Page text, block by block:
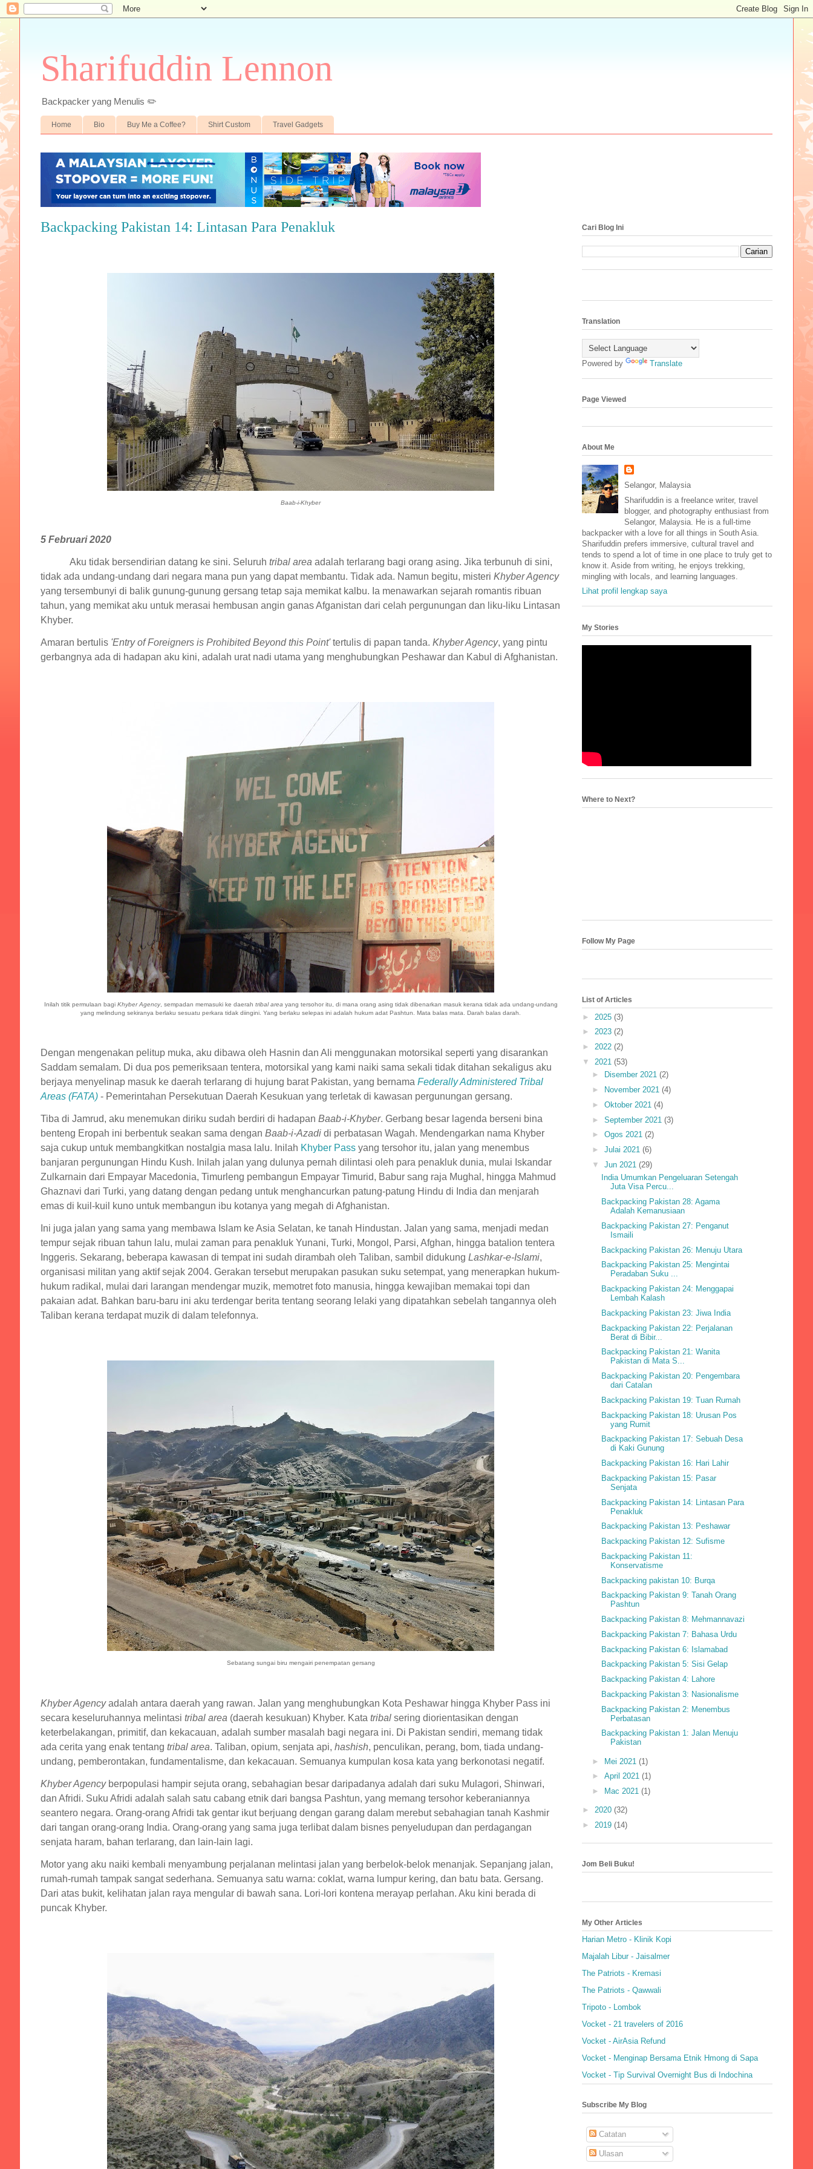
Sharifuddin Lennon
Backpacker yang Menulis ✏️
Home Bio Buy Me a Coffee? Shirt Custom Travel Gadgets
Backpacking Pakistan 14: Lintasan Para Penakluk
Baab-i-Khyber
5 Februari 2020
Aku tidak bersendirian datang ke sini. Seluruh tribal area adalah terlarang bagi orang asing. Jika terbunuh di sini,
tidak ada undang-undang dari negara mana pun yang dapat membantu. Tidak ada. Namun begitu, misteri Khyber Agency
yang tersembunyi di balik gunung-gunung gersang tetap saja memikat kalbu. Ia menawarkan sejarah romantis ribuan
tahun, yang memikat aku untuk merasai hembusan angin ganas Afganistan dari celah pergunungan dan liku-liku Lintasan
Khyber.
Amaran bertulis 'Entry of Foreigners is Prohibited Beyond this Point'tertulis di papan tanda. Khyber Agency, yang pintu
gerbangnya ada di hadapan aku kini, adalah urat nadi utama yang menghubungkan Peshawar dan Kabul di Afghanistan.
Inilah titik permulaan bagi Khyber Agency, sempadan memasuki ke daerah tribal area yang tersohor itu, di mana orang asing tidak dibenarkan masuk kerana tidak ada undang-undang
yang melindung sekiranya berlaku sesuatu perkara tidak diingini. Yang berlaku selepas ini adalah hukum adat Pashtun. Mata balas mata. Darah balas darah.
Dengan mengenakan pelitup muka, aku dibawa oleh Hasnin dan Ali menggunakan motorsikal seperti yang disarankan
Saddam semalam. Di dua pos pemeriksaan tentera, motorsikal yang kami naiki sama sekali tidak ditahan sekaligus aku
berjaya menyelinap masuk ke daerah terlarang di hujung barat Pakistan, yang bernama Federally Administered Tribal
Areas (FATA) - Pemerintahan Persekutuan Daerah Kesukuan yang terletak di kawasan pergunungan gersang.
Tiba di Jamrud, aku menemukan diriku sudah berdiri di hadapan Baab-i-Khyber. Gerbang besar lagenda berseni bina
benteng Eropah ini berbentuk seakan sama dengan Baab-i-Azadi di perbatasan Wagah. Mendengarkan nama Khyber
saja cukup untuk membangkitkan nostalgia masa lalu. Inilah Khyber Pass yang tersohor itu, jalan yang menembus
banjaran pergunungan Hindu Kush. Inilah jalan yang dulunya pernah dilintasi oleh para penakluk dunia, mulai Iskandar
Zulkarnain dari Empayar Macedonia, Timurleng pembangun Empayar Timurid, Babur sang raja Mughal, hingga Mahmud
Ghaznavi dari Turki, yang datang dengan pedang untuk menghancurkan patung-patung Hindu di India dan menjarah
emas di kuil-kuil kuno untuk membangun ibu kotanya yang megah di Afghanistan.
Ini juga jalan yang sama yang membawa Islam ke Asia Selatan, ke tanah Hindustan. Jalan yang sama, menjadi medan
tempur sejak ribuan tahun lalu, mulai zaman para penakluk Yunani, Turki, Mongol, Parsi, Afghan, hingga batalion tentera
Inggeris. Sekarang, beberapa kawasan di tempat ini sudah dirambah oleh Taliban, sambil didukung Lashkar-e-Islami,
organisasi militan yang aktif sejak 2004. Gerakan tersebut merupakan pasukan suku setempat, yang menerapkan hukum-
hukum radikal, mulai dari larangan mendengar muzik, memotret foto manusia, hingga kewajiban memakai topi dan
pakaian adat. Bahkan baru-baru ini aku terdengar berita tentang seorang lelaki yang dipatahkan sebelah tangannya oleh
Taliban kerana terdapat muzik di dalam telefonnya.
Sebatang sungai biru mengairi penempatan gersang
Khyber Agencyadalah antara daerah yang rawan. Jalan yang menghubungkan Kota Peshawar hingga Khyber Pass ini
secara keseluruhannya melintasi tribal area (daerah kesukuan) Khyber. Kata tribal sering diorientasikan dengan
keterbelakangan, primitif, dan kekacauan, adalah sumber masalah bagi negara ini. Di Pakistan sendiri, memang tidak
ada cerita yang enak tentang tribal area. Taliban, opium, senjata api, hashish, penculikan, perang, bom, tiada undang-
undang, pemberontakan, fundamentalisme, dan kekacauan. Semuanya kumpulan kosa kata yang berkonotasi negatif.
Khyber Agencyberpopulasi hampir sejuta orang, sebahagian besar daripadanya adalah dari suku Mulagori, Shinwari,
dan Afridi. Suku Afridi adalah salah satu cabang etnik dari bangsa Pashtun, yang memang tersohor keberaniannya
seantero negara. Orang-orang Afridi tak gentar ikut berjuang dengan garang dalam merebut sebahagian tanah Kashmir
dari tangan orang-orang India. Orang-orang yang sama juga terlibat dalam bisnes penyeludupan dan perdagangan
senjata haram, bahan terlarang, dan lain-lain lagi.
Motor yang aku naiki kembali menyambung perjalanan melintasi jalan yang berbelok-belok menanjak. Sepanjang jalan,
rumah-rumah tampak sangat sederhana. Semuanya satu warna: coklat, warna lumpur kering, dan batu bata. Gersang.
Dari atas bukit, kelihatan jalan raya mengular di bawah sana. Lori-lori kontena merayap perlahan. Aku kini berada di
puncak Khyber.
Cari Blog Ini
Translation
Powered by Translate
Page Viewed
About Me
Selangor, Malaysia
Sharifuddin is a freelance writer, travel
blogger, and photography enthusiast from
Selangor, Malaysia. He is a full-time
backpacker with a love for all things in South Asia.
Sharifuddin prefers immersive, cultural travel and
tends to spend a lot of time in one place to truly get to
know it. Aside from writing, he enjoys trekking,
mingling with locals, and learning languages.
Lihat profil lengkap saya
My Stories
Where to Next?
Follow My Page
List of Articles
► 2025 (3)
► 2023 (2)
► 2022 (2)
▼ 2021 (53)
►
Disember 2021 (2)
►
November 2021 (4)
► Oktober 2021 (4)
► September 2021 (3)
► Ogos 2021 (2)
► Julai 2021 (6)
▼ Jun 2021 (29)
India Umumkan Pengeluaran Setengah
Juta Visa Percu...
Backpacking Pakistan 28: Agama
Adalah Kemanusiaan
Backpacking Pakistan 27: Penganut
Ismaili
Backpacking Pakistan 26: Menuju Utara
Backpacking Pakistan 25: Mengintai
Peradaban Suku ...
Backpacking Pakistan 24: Menggapai
Lembah Kalash
Backpacking Pakistan 23: Jiwa India
Backpacking Pakistan 22: Perjalanan
Berat di Bibir...
Backpacking Pakistan 21: Wanita
Pakistan di Mata S...
Backpacking Pakistan 20: Pengembara
dari Catalan
Backpacking Pakistan 19: Tuan Rumah
Backpacking Pakistan 18: Urusan Pos
yang Rumit
Backpacking Pakistan 17: Sebuah Desa
di Kaki Gunung
Backpacking Pakistan 16: Hari Lahir
Backpacking Pakistan 15: Pasar
Senjata
Backpacking Pakistan 14: Lintasan Para
Penakluk
Backpacking Pakistan 13: Peshawar
Backpacking Pakistan 12: Sufisme
Backpacking Pakistan 11:
Konservatisme
Backpacking pakistan 10: Burqa
Backpacking Pakistan 9: Tanah Orang
Pashtun
Backpacking Pakistan 8: Mehmannavazi
Backpacking Pakistan 7: Bahasa Urdu
Backpacking Pakistan 6: Islamabad
Backpacking Pakistan 5: Sisi Gelap
Backpacking Pakistan 4: Lahore
Backpacking Pakistan 3: Nasionalisme
Backpacking Pakistan 2: Menembus
Perbatasan
Backpacking Pakistan 1: Jalan Menuju
Pakistan
► Mei 2021 (1)
► April 2021 (1)
►
Mac 2021 (1)
► 2020 (32)
► 2019 (14)
Jom Beli Buku!
My Other Articles
Harian Metro - Klinik Kopi
Majalah Libur - Jaisalmer
The Patriots - Kremasi
The Patriots - Qawwali
Tripoto - Lombok
Vocket - 21 travelers of 2016
Vocket - AirAsia Refund
Vocket - Menginap Bersama Etnik Hmong di Sapa
Vocket - Tip Survival Overnight Bus di Indochina
Subscribe My Blog
Catatan
Ulasan